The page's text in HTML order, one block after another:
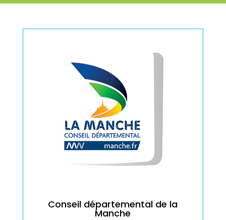
Conseil départemental de la
Manche